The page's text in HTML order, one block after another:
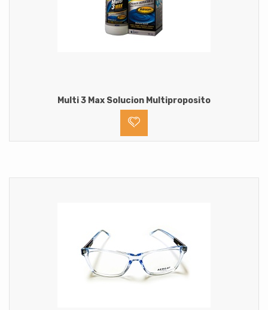
Multi 3 Max Solucion Multiproposito